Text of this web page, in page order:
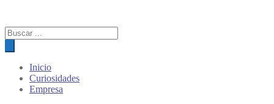
Búsqueda
de
productos
Inicio
Curiosidades
Empresa